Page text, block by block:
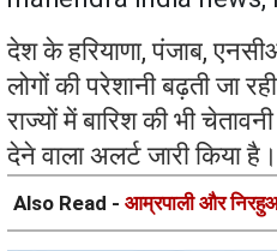
देश के हरियाणा, पंजाब,
लोगों की परेशानी बढ़ती जा
राज्यों में बारिश की भी
देने वाला अलर्ट जारी किया है।
Also Read - आम्रपाली और